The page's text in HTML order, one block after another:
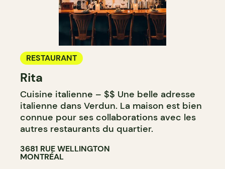
RESTAURANT
Rita
Cuisine italienne – $$ Une belle adresse
italienne dans Verdun. La maison est bien
connue pour ses collaborations avec les
autres restaurants du quartier.
3681 RUE WELLINGTON
MONTRÉAL